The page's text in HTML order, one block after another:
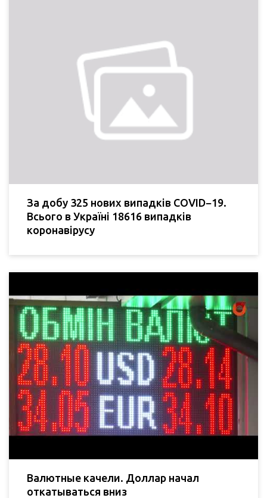
За добу 325 нових випадків COVID−19.
Всього в Україні 18616 випадків
коронавірусу
Валютные качели. Доллар начал
откатываться вниз